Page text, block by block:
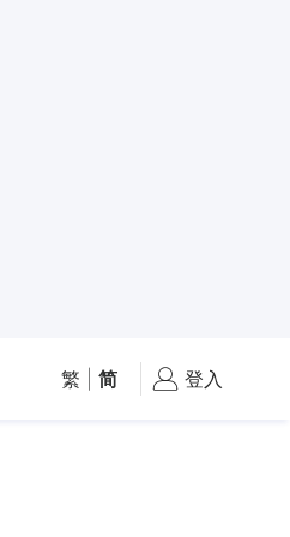
繁 简 登入